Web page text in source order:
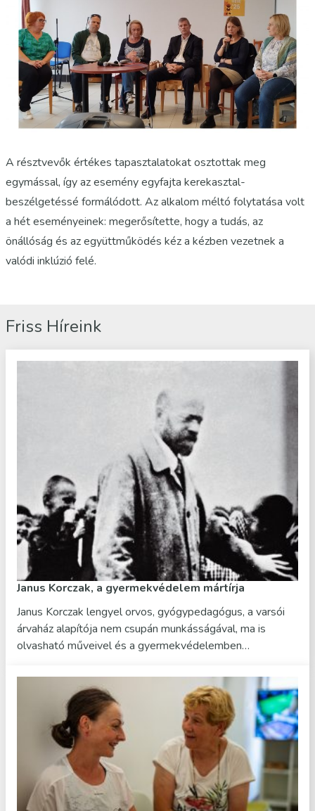
A résztvevők értékes tapasztalatokat osztottak meg
egymással, így az esemény egyfajta kerekasztal-
beszélgetéssé formálódott. Az alkalom méltó folytatása volt
a hét eseményeinek: megerősítette, hogy a tudás, az
önállóság és az együttműködés kéz a kézben vezetnek a
valódi inklúzió felé.
Friss Híreink
Janus Korczak, a gyermekvédelem mártírja
Janus Korczak lengyel orvos, gyógypedagógus, a varsói
árvaház alapítója nem csupán munkásságával, ma is
olvasható műveivel és a gyermekvédelemben…